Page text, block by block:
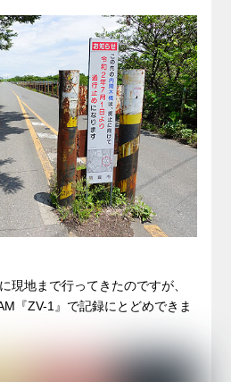
現地まで行ってきたのですが、
『ZV-1』で記録にとどめできま